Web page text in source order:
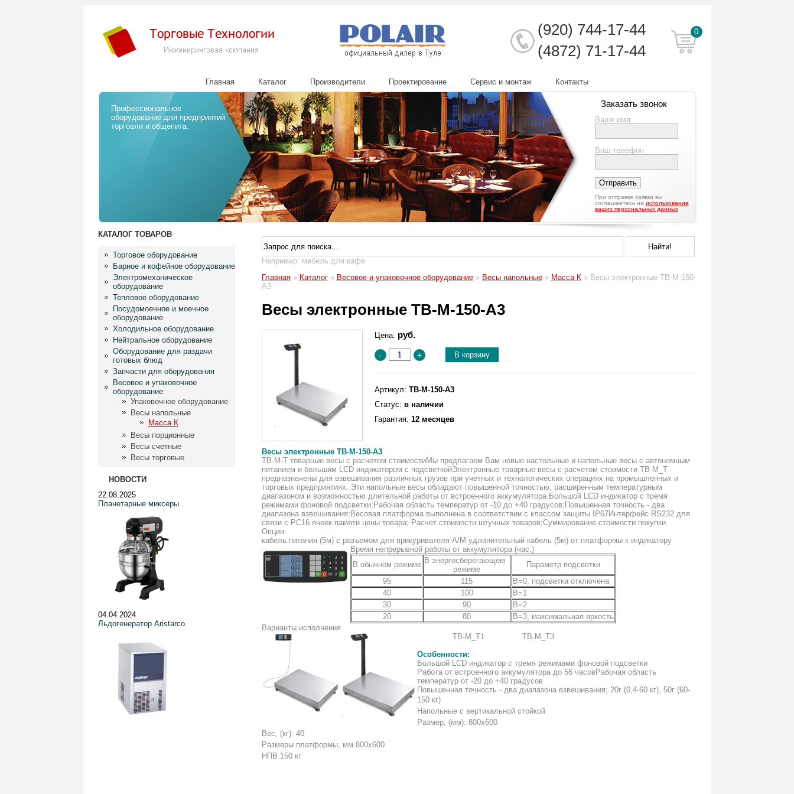
(920) 744-17-44
(4872) 71-17-44
0
Главная Каталог Производители Проектирование Сервис и монтаж Контакты
Профессиональное
оборудование для предприятий
торговли и общепита.
Заказать звонок
Ваше имя
Ваш телефон
При отправке заявки вы
соглашаетесь на использование
ваших персональных данных
КАТАЛОГ ТОВАРОВ
Торговое оборудование
Барное и кофейное оборудование
Электромеханическое
оборудование
Тепловое оборудование
Посудомоечное и моечное
оборудование
Холодильное оборудование
Нейтральное оборудование
Оборудование для раздачи
готовых блюд
Запчасти для оборудования
Весовое и упаковочное
оборудование
Упаковочное оборудование
Весы напольные
Масса К
Весы порционные
Весы счетные
Весы торговые
НОВОСТИ
22.08.2025
Планетарные миксеры .
04.04.2024
Льдогенератор Aristarco
Например: мебель для кафе
Главная» Каталог» Весовое и упаковочное оборудование» Весы напольные» Масса К» Весы электронные TB-M-150-
A3
Весы электронные TB-M-150-A3
Цена: руб.
- + В корзину
Артикул: TB-M-150-A3
Статус: в наличии
Гарантия: 12 месяцев
Весы электронные TB-M-150-A3
ТB-М-Т товарные весы с расчетом стоимостиМы предлагаем Вам новые настольные и напольные весы с автономным
питанием и большим LCD индикатором с подсветкойЭлектронные товарные весы c расчетом стоимости TB-М_Т
предназначены для взвешивания различных грузов при учетных и технологических операциях на промышленных и
торговых предприятиях. Эти напольные весы обладают повышенной точностью, расширенным температурным
диапазоном и возможностью длительной работы от встроенного аккумулятора.Большой LCD индикатор с тремя
режимами фоновой подсветки;Рабочая область температур от -10 до +40 градусов;Повышенная точность - два
диапазона взвешивания;Весовая платформа выполнена в соответствии с классом защиты IP67Интерфейс RS232 для
связи с PC16 ячеек памяти цены товара; Расчет стоимости штучных товаров;Суммирование стоимости покупки
Опции:
кабель питания (5м) с разъемом для прикуривателя А/М удлинительный кабель (5м) от платформы к индикатору
Время непрерывной работы от аккумулятора (час.)
В обычном режиме В энергосберегающем
режиме
Параметр подсветки
95
115
В=0, подсветка отключена
40
100
В=1
30
90
В=2
20
80
В=3, максимальная яркость
Варианты исполнения
TB-М_T1
TB-М_T3
Особенности:
Большой LCD индикатор с тремя режимами фоновой подсветки
Работа от встроенного аккумулятора до 56 часовРабочая область
температур от -20 до +40 градусов
Повышенная точность - два диапазона взвешивания; 20г (0,4-60 кг), 50г (60-
150 кг)
Напольные с вертикальной стойкой
Размер, (мм): 800х600
Вес, (кг): 40
Размеры платформы, мм 800х600
НПВ 150 кг